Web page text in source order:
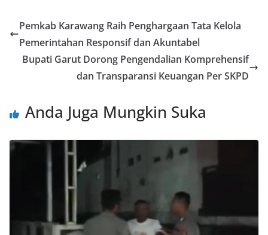
Pemkab Karawang Raih Penghargaan Tata Kelola
Pemerintahan Responsif dan Akuntabel
Bupati Garut Dorong Pengendalian Komprehensif
dan Transparansi Keuangan Per SKPD
Anda Juga Mungkin Suka